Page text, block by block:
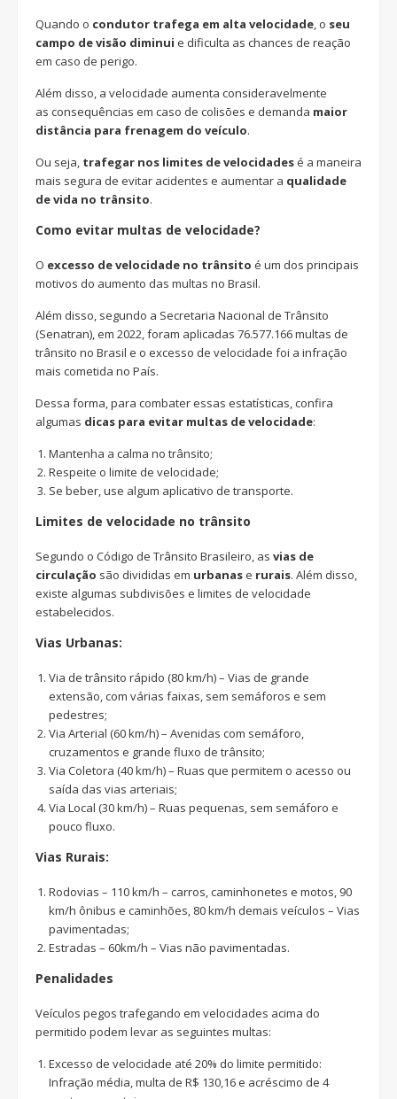
Quando o condutor trafega em alta velocidade, o seu
campo de visão diminui e dificulta as chances de reação
em caso de perigo.
Além disso, a velocidade aumenta consideravelmente
as consequências em caso de colisões e demanda maior
distância para frenagem do veículo.
Ou seja, trafegar nos limites de velocidades é a maneira
mais segura de evitar acidentes e aumentar a qualidade
de vida no trânsito.
Como evitar multas de velocidade?
O excesso de velocidade no trânsito é um dos principais
motivos do aumento das multas no Brasil.
Além disso, segundo a Secretaria Nacional de Trânsito
(Senatran), em 2022, foram aplicadas 76.577.166 multas de
trânsito no Brasil e o excesso de velocidade foi a infração
mais cometida no País.
Dessa forma, para combater essas estatísticas, confira
algumas dicas para evitar multas de velocidade:
Mantenha a calma no trânsito;
Respeite o limite de velocidade;
Se beber, use algum aplicativo de transporte.
Limites de velocidade no trânsito
Segundo o Código de Trânsito Brasileiro, as vias de
circulação são divididas em urbanas e rurais. Além disso,
existe algumas subdivisões e limites de velocidade
estabelecidos.
Vias Urbanas:
Via de trânsito rápido (80 km/h) – Vias de grande
extensão, com várias faixas, sem semáforos e sem
pedestres;
Via Arterial (60 km/h) – Avenidas com semáforo,
cruzamentos e grande fluxo de trânsito;
Via Coletora (40 km/h) – Ruas que permitem o acesso ou
saída das vias arteriais;
Via Local (30 km/h) – Ruas pequenas, sem semáforo e
pouco fluxo.
Vias Rurais:
Rodovias – 110 km/h – carros, caminhonetes e motos, 90
km/h ônibus e caminhões, 80 km/h demais veículos – Vias
pavimentadas;
Estradas – 60km/h – Vias não pavimentadas.
Penalidades
Veículos pegos trafegando em velocidades acima do
permitido podem levar as seguintes multas:
Excesso de velocidade até 20% do limite permitido:
Infração média, multa de R$ 130,16 e acréscimo de 4